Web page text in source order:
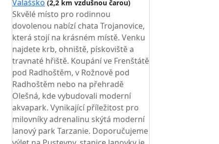
Valašsko (2,2 km vzdušnou čarou)
Skvělé místo pro rodinnou
dovolenou nabízí chata Trojanovice,
která stojí na krásném místě. Venku
najdete krb, ohniště, pískoviště a
travnaté hřiště. Koupání ve Frenštátě
pod Radhoštěm, v Rožnově pod
Radhoštěm nebo na přehradě
Olešná, kde vybudovali moderní
akvapark. Vynikající příležitost pro
milovníky adrenalinu skýtá moderní
lanový park Tarzanie. Doporučujeme